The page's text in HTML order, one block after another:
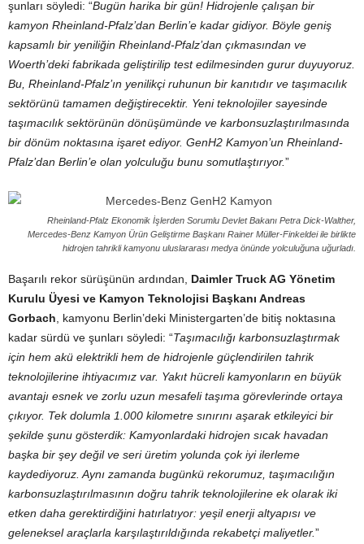
şunları söyledi: “Bugün harika bir gün! Hidrojenle çalışan bir
kamyon Rheinland-Pfalz’dan Berlin’e kadar gidiyor. Böyle geniş
kapsamlı bir yeniliğin Rheinland-Pfalz’dan çıkmasından ve
Woerth’deki fabrikada geliştirilip test edilmesinden gurur duyuyoruz.
Bu, Rheinland-Pfalz’ın yenilikçi ruhunun bir kanıtıdır ve taşımacılık
sektörünü tamamen değiştirecektir. Yeni teknolojiler sayesinde
taşımacılık sektörünün dönüşümünde ve karbonsuzlaştırılmasında
bir dönüm noktasına işaret ediyor. GenH2 Kamyon’un Rheinland-
Pfalz’dan Berlin’e olan yolculuğu bunu somutlaştırıyor.”
Rheinland-Pfalz Ekonomik İşlerden Sorumlu Devlet Bakanı Petra Dick-Walther,
Mercedes-Benz Kamyon Ürün Geliştirme Başkanı Rainer Müller-Finkeldei ile birlikte
hidrojen tahrikli kamyonu uluslararası medya önünde yolculuğuna uğurladı.
Başarılı rekor sürüşünün ardından, Daimler Truck AG Yönetim
Kurulu Üyesi ve Kamyon Teknolojisi Başkanı Andreas
Gorbach , kamyonu Berlin’deki Ministergarten’de bitiş noktasına
kadar sürdü ve şunları söyledi: “Taşımacılığı karbonsuzlaştırmak
için hem akü elektrikli hem de hidrojenle güçlendirilen tahrik
teknolojilerine ihtiyacımız var. Yakıt hücreli kamyonların en büyük
avantajı esnek ve zorlu uzun mesafeli taşıma görevlerinde ortaya
çıkıyor. Tek dolumla 1.000 kilometre sınırını aşarak etkileyici bir
şekilde şunu gösterdik: Kamyonlardaki hidrojen sıcak havadan
başka bir şey değil ve seri üretim yolunda çok iyi ilerleme
kaydediyoruz. Aynı zamanda bugünkü rekorumuz, taşımacılığın
karbonsuzlaştırılmasının doğru tahrik teknolojilerine ek olarak iki
etken daha gerektirdiğini hatırlatıyor: yeşil enerji altyapısı ve
geleneksel araçlarla karşılaştırıldığında rekabetçi maliyetler.”